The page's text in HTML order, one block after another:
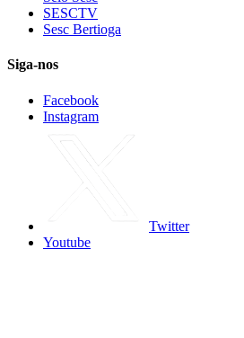
SESCTV
Sesc Bertioga
Siga-nos
Facebook
Instagram
Twitter
Youtube